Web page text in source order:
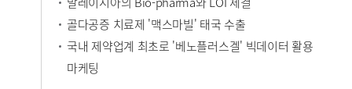
골다공증 치료제 '맥스마빌' 태국 수출
국내 제약업계 최초로 '베노플러스겔' 빅데이터 활용
마케팅